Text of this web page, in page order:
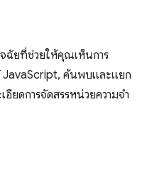
ฉัยที่ช่วยให้คุณเห็นการ
JavaScript, ค้นพบและแยก
อียดการจัดสรรหน่วยความจํา